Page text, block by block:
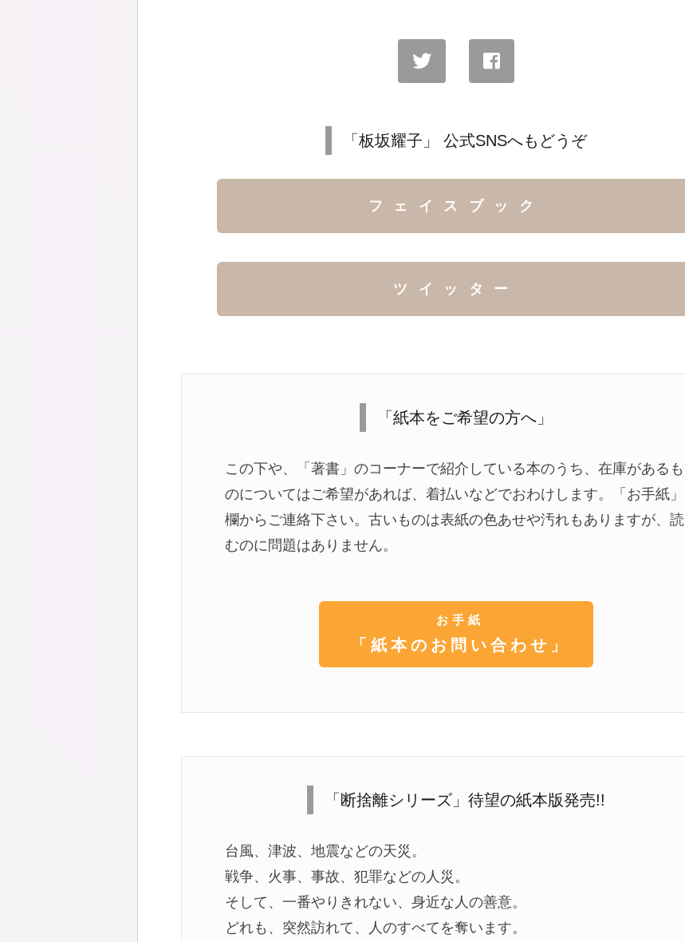
「板坂耀子」 公式SNSへもどうぞ
フェイスブック
ツイッター
「紙本をご希望の方へ」
この下や、「著書」のコーナーで紹介している本のうち、在庫があるも
のについてはご希望があれば、着払いなどでおわけします。「お手紙」
欄からご連絡下さい。古いものは表紙の色あせや汚れもありますが、読
むのに問題はありません。
お手紙
「紙本のお問い合わせ」
「断捨離シリーズ」待望の紙本版発売!!
台風、津波、地震などの天災。
戦争、火事、事故、犯罪などの人災。
そして、一番やりきれない、身近な人の善意。
どれも、突然訪れて、人のすべてを奪います。